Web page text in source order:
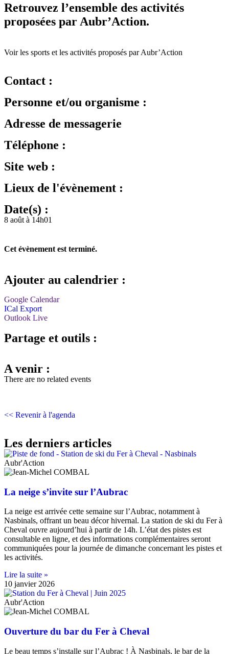
Retrouvez l’ensemble des activités
proposées par Aubr’Action.
Voir les sports et les activités proposés par Aubr’Action
Contact :
Personne et/ou organisme :
Adresse de messagerie
Téléphone :
Site web :
Lieux de l'évènement :
Date(s) :
8 août à 14h01
Cet évènement est terminé.
Ajouter au calendrier :
Google Calendar
ICal Export
Outlook Live
Partage et outils :
A venir :
There are no related events
<< Revenir à l'agenda
Les derniers articles
Aubr'Action
La neige s’invite sur l’Aubrac
La neige est arrivée cette semaine sur l’Aubrac, notamment à
Nasbinals, offrant un beau décor hivernal. La station de ski du Fer à
Cheval ouvre aujourd’hui à partir de 14h. L’état des pistes est
consultable en ligne, et des informations complémentaires seront
communiquées pour la journée de dimanche concernant les pistes et
les activités.
Lire la suite »
10 janvier 2026
Aubr'Action
Ouverture du bar du Fer à Cheval
Le beau temps s’installe sur l’Aubrac ! À Nasbinals, le bar de la